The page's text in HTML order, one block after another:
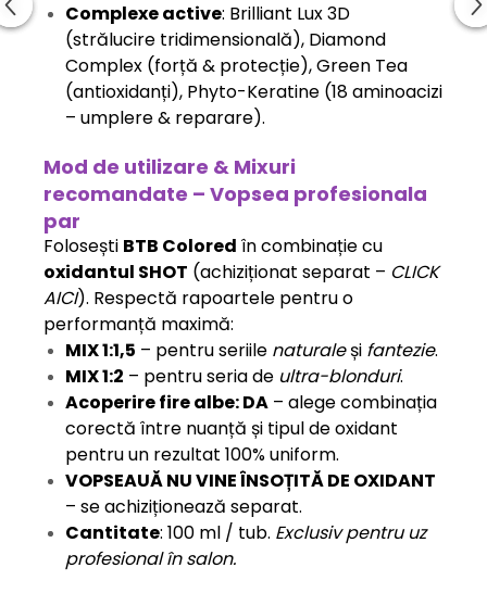
Complexe active: Brilliant Lux 3D
(strălucire tridimensională), Diamond
Complex (forță & protecție), Green Tea
(antioxidanți), Phyto-Keratine (18 aminoacizi
– umplere & reparare).
Mod de utilizare & Mixuri
recomandate – Vopsea profesionala
par
Folosești BTB Colored în combinație cu
oxidantul SHOT (achiziționat separat – CLICK
AICI). Respectă rapoartele pentru o
performanță maximă:
MIX 1:1,5 – pentru seriile naturaleși fantezie.
MIX 1:2 – pentru seria de ultra-blonduri.
Acoperire fire albe: DA – alege combinația
corectă între nuanță și tipul de oxidant
pentru un rezultat 100% uniform.
VOPSEAUĂ NU VINE ÎNSOȚITĂ DE OXIDANT
– se achiziționează separat.
Cantitate: 100 ml / tub. Exclusiv pentru uz
profesional în salon.